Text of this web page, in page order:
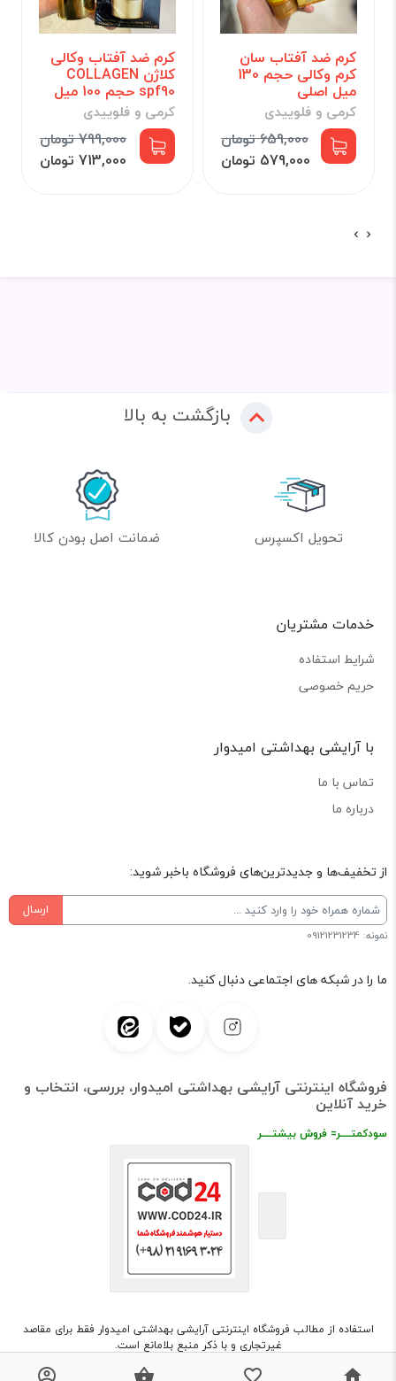
کرم ضد آفتاب سان
کرم وکالی حجم 130
میل اصلی
کرمی و فلوییدی
659,000 تومان
579,000 تومان
کرم ضد آفتاب وکالی
کلاژن COLLAGEN
spf90 حجم 100 میل
کرمی و فلوییدی
799,000 تومان
713,000 تومان
بازگشت به بالا
تحویل اکسپرس ضمانت اصل بودن کالا
خدمات مشتریان
شرایط استفاده
حریم خصوصی
با آرایشی بهداشتی امیدوار
تماس با ما
درباره ما
از تخفیف‌ها و جدیدترین‌های فروشگاه باخبر شوید:
ارسال
نمونه: 09121231234
ما را در شبکه های اجتماعی دنبال کنید.
فروشگاه اینترنتی آرایشی بهداشتی امیدوار، بررسی، انتخاب و
خرید آنلاین
سودکمتــــر= فروش بیشتــــر
استفاده از مطالب فروشگاه اینترنتی آرایشی بهداشتی امیدوار فقط برای مقاصد
غیرتجاری و با ذکر منبع بلامانع است.
طراحی و اجراشرکت مهسان فراز قومس (cod24.ir)